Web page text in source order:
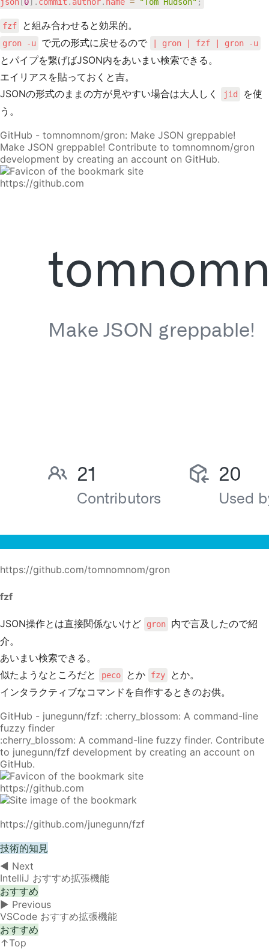
fzf と組み合わせると効果的。
gron -u で元の形式に戻せるので | gron | fzf | gron -u
とパイプを繋げばJSON内をあいまい検索できる。
エイリアスを貼っておくと吉。
JSONの形式のままの方が見やすい場合は大人しく
jid
を使
う。
GitHub - tomnomnom/gron: Make JSON greppable!
Make JSON greppable! Contribute to tomnomnom/gron
development by creating an account on GitHub.
https://github.com
https://github.com/tomnomnom/gron
fzf
JSON操作とは直接関係ないけど gron
内で言及したので紹
介。
あいまい検索できる。
似たようなところだと
peco とか fzy
とか。
インタラクティブなコマンドを自作するときのお供。
GitHub - junegunn/fzf: :cherry_blossom: A command-line
fuzzy finder
:cherry_blossom: A command-line fuzzy finder. Contribute
to junegunn/fzf development by creating an account on
GitHub.
https://github.com
https://github.com/junegunn/fzf
技術的知見
◀︎ Next
IntelliJ おすすめ拡張機能
おすすめ
▶︎ Previous
VSCode おすすめ拡張機能
おすすめ
↑Top